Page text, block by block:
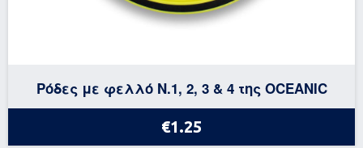
Ρόδες με φελλό N.1, 2, 3 & 4 της OCEANIC
€1.25